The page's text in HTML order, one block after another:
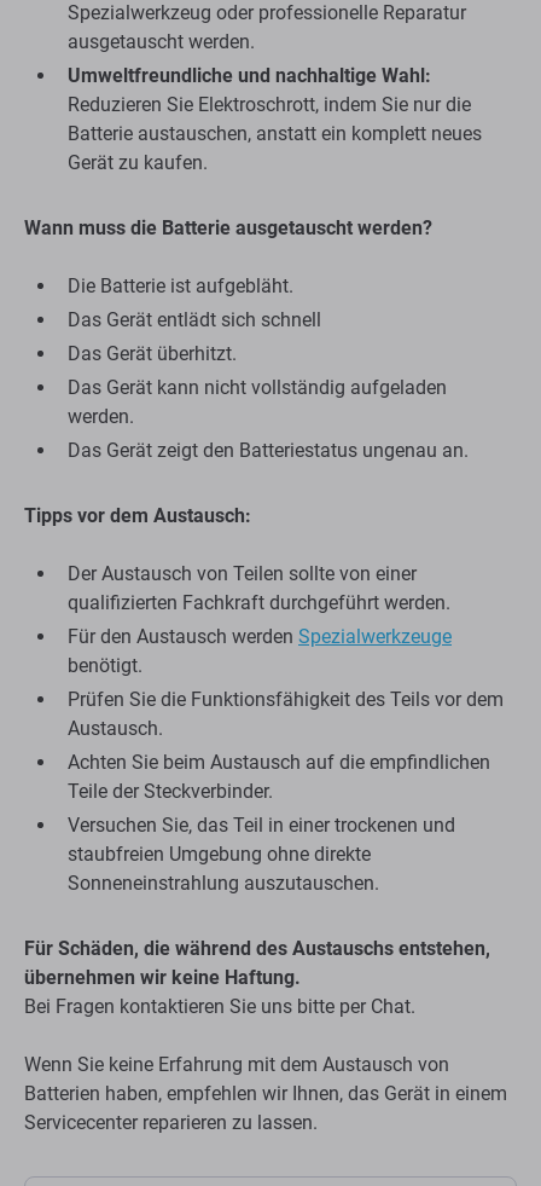
Spezialwerkzeug oder professionelle Reparatur
ausgetauscht werden.
Umweltfreundliche und nachhaltige Wahl:
Reduzieren Sie Elektroschrott, indem Sie nur die
Batterie austauschen, anstatt ein komplett neues
Gerät zu kaufen.
Wann muss die Batterie ausgetauscht werden?
Die Batterie ist aufgebläht.
Das Gerät entlädt sich schnell
Das Gerät überhitzt.
Das Gerät kann nicht vollständig aufgeladen
werden.
Das Gerät zeigt den Batteriestatus ungenau an.
Tipps vor dem Austausch:
Der Austausch von Teilen sollte von einer
qualifizierten Fachkraft durchgeführt werden.
Für den Austausch werden Spezialwerkzeuge
benötigt.
Prüfen Sie die Funktionsfähigkeit des Teils vor dem
Austausch.
Achten Sie beim Austausch auf die empfindlichen
Teile der Steckverbinder.
Versuchen Sie, das Teil in einer trockenen und
staubfreien Umgebung ohne direkte
Sonneneinstrahlung auszutauschen.
Für Schäden, die während des Austauschs entstehen,
übernehmen wir keine Haftung.
Bei Fragen kontaktieren Sie uns bitte per Chat.
Wenn Sie keine Erfahrung mit dem Austausch von
Batterien haben, empfehlen wir Ihnen, das Gerät in einem
Servicecenter reparieren zu lassen.